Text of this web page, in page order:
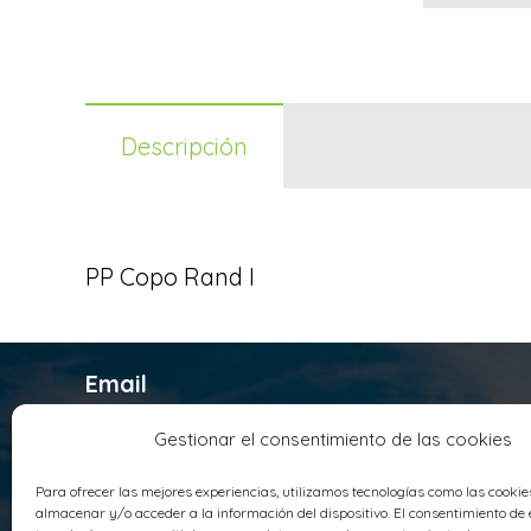
Gestionar el consentimiento de las cookies
Para ofrecer las mejores experiencias, utilizamos tecnologías como las
almacenar y/o acceder a la información del dispositivo. El consentimiento de
Descripción
PP Copo Rand I
Email
+ 57 (60) 1 4178800